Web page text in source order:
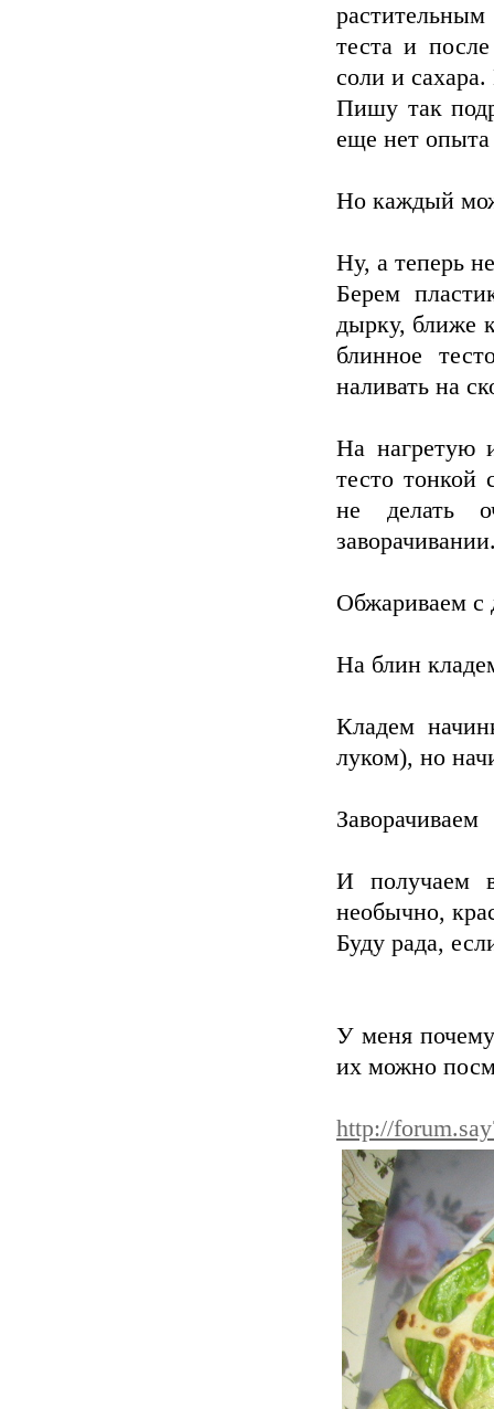
теста и
соли и
Пишу так
еще нет опыта
Но каждый
Ну, а теперь
Берем
дырку, ближе
блинное
наливать на
На нагретую
тесто тонкой
не делать
Обжариваем с
На блин
Кладем
луком), но
Заворачиваем
И получаем
необычно,
Буду рада,
У меня
их можно
http://